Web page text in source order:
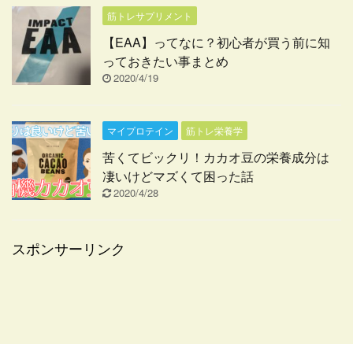
筋トレサプリメント
【EAA】ってなに？初心者が買う前に知
っておきたい事まとめ
2020/4/19
マイプロテイン 筋トレ栄養学
苦くてビックリ！カカオ豆の栄養成分は
凄いけどマズくて困った話
2020/4/28
スポンサーリンク